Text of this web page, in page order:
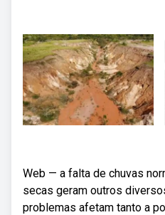
Web — a falta de chuvas
secas geram outros
problemas afetam tanto a